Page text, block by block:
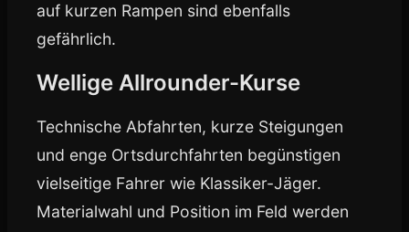
auf kurzen Rampen sind ebenfalls
gefährlich.
Wellige Allrounder-Kurse
Technische Abfahrten, kurze Steigungen
und enge Ortsdurchfahrten begünstigen
vielseitige Fahrer wie Klassiker-Jäger.
Materialwahl und Position im Feld werden